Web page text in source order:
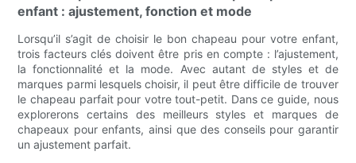
enfant : ajustement, fonction et mode
Lorsqu’il s’agit de choisir le bon chapeau pour votre enfant,
trois facteurs clés doivent être pris en compte : l’ajustement,
la fonctionnalité et la mode. Avec autant de styles et de
marques parmi lesquels choisir, il peut être difficile de trouver
le chapeau parfait pour votre tout-petit. Dans ce guide, nous
explorerons certains des meilleurs styles et marques de
chapeaux pour enfants, ainsi que des conseils pour garantir
un ajustement parfait.